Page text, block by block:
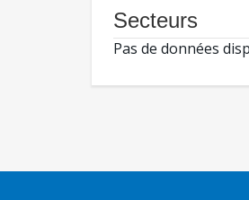
Secteurs
Pas de données